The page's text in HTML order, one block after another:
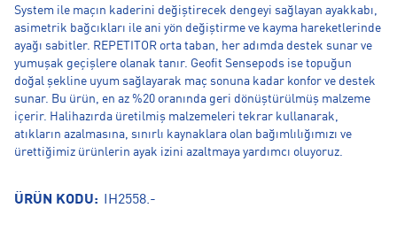
System ile maçın kaderini değiştirecek dengeyi sağlayan ayakkabı,
asimetrik bağcıkları ile ani yön değiştirme ve kayma hareketlerinde
ayağı sabitler. REPETITOR orta taban, her adımda destek sunar ve
yumuşak geçişlere olanak tanır. Geofit Sensepods ise topuğun
doğal şekline uyum sağlayarak maç sonuna kadar konfor ve destek
sunar. Bu ürün, en az %20 oranında geri dönüştürülmüş malzeme
içerir. Halihazırda üretilmiş malzemeleri tekrar kullanarak,
atıkların azalmasına, sınırlı kaynaklara olan bağımlılığımızı ve
ürettiğimiz ürünlerin ayak izini azaltmaya yardımcı oluyoruz.
ÜRÜN KODU: IH2558.-